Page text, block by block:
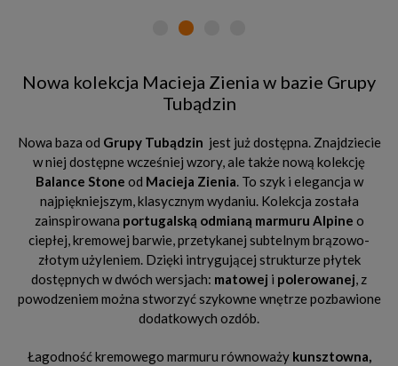
Nowa kolekcja Macieja Zienia w bazie Grupy
Tubądzin
Nowa baza od Grupy Tubądzin jest już dostępna. Znajdziecie
w niej dostępne wcześniej wzory, ale także nową kolekcję
Balance Stone od Macieja Zienia. To szyk i elegancja w
najpiękniejszym, klasycznym wydaniu. Kolekcja została
zainspirowana portugalską odmianą marmuru Alpine o
ciepłej, kremowej barwie, przetykanej subtelnym brązowo-
złotym użyleniem. Dzięki intrygującej strukturze płytek
dostępnych w dwóch wersjach: matowej i polerowanej, z
powodzeniem można stworzyć szykowne wnętrze pozbawione
dodatkowych ozdób.
Łagodność kremowego marmuru równoważy kunsztowna,